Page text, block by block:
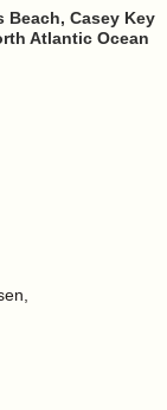
Beach, Casey Key
Atlantic Ocean